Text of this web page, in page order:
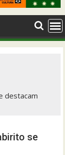
destacam
se